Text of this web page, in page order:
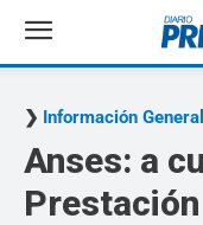
Información General
Anses: a